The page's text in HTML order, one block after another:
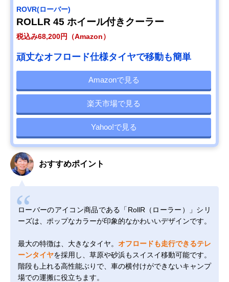
ROVR(ローバー)
ROLLR 45 ホイール付きクーラー
税込み68,200円（Amazon）
頑丈なオフロード仕様タイヤで移動も簡単
Amazonで見る
楽天市場で見る
Yahoo!で見る
おすすめポイント
ローバーのアイコン商品である「RollR（ローラー）」シリ
ーズは、ポップなカラーが印象的なかわいいデザインです。
最大の特徴は、大きなタイヤ。 オフロードも走行できるテレ
ーンタイヤを採用し、草原や砂浜もスイスイ移動可能です。
階段も上れる高性能ぶりで、車の横付けができないキャンプ
場での運搬に役立ちます。